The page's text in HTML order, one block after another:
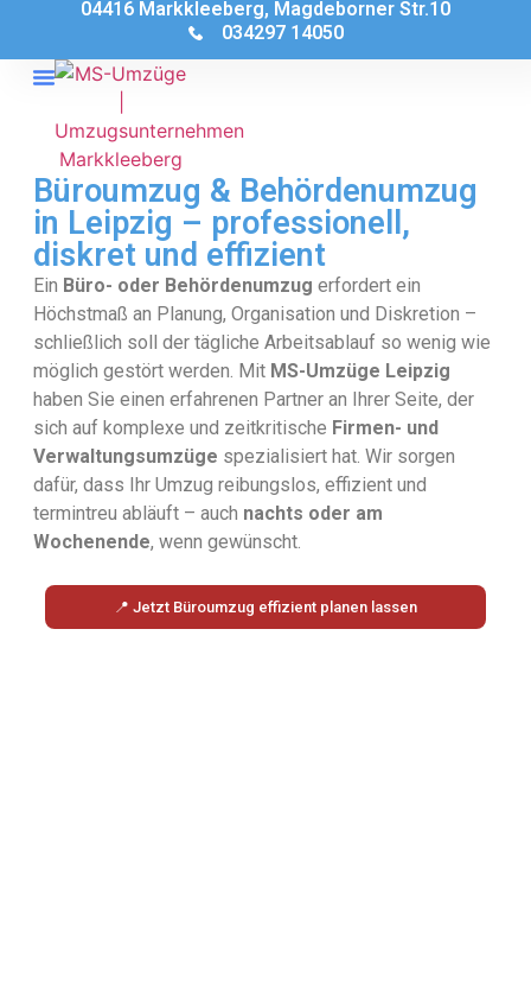
04416 Markkleeberg, Magdeborner Str.10
034297 14050
Büroumzug & Behördenumzug
in Leipzig – professionell,
diskret und effizient
Ein Büro- oder Behördenumzug erfordert ein
Höchstmaß an Planung, Organisation und Diskretion –
schließlich soll der tägliche Arbeitsablauf so wenig wie
möglich gestört werden. Mit MS-Umzüge Leipzig
haben Sie einen erfahrenen Partner an Ihrer Seite, der
sich auf komplexe und zeitkritische Firmen- und
Verwaltungsumzüge spezialisiert hat. Wir sorgen
dafür, dass Ihr Umzug reibungslos, effizient und
termintreu abläuft – auch nachts oder am
Wochenende, wenn gewünscht.
📍 Jetzt Büro­umzug effizient planen lassen